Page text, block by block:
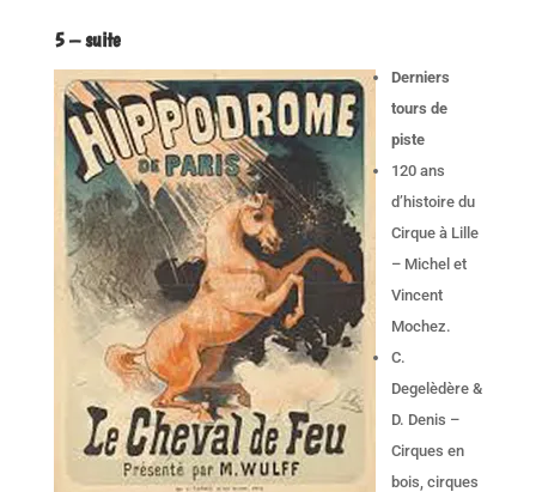
5 – suite
Derniers
tours de
piste
120 ans
d’histoire du
Cirque à Lille
– Michel et
Vincent
Mochez.
C.
Degelèdère &
D. Denis –
Cirques en
bois, cirques